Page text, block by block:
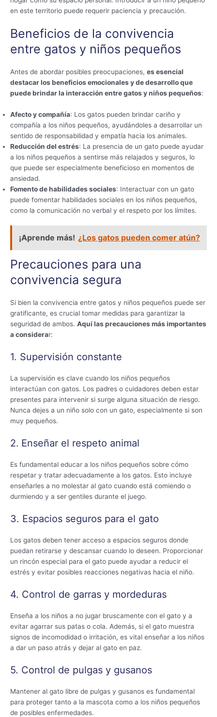
en este territorio puede requerir paciencia y precaución.
Beneficios de la convivencia
entre gatos y niños pequeños
Antes de abordar posibles preocupaciones,es esencial
destacar los beneficios emocionales y de desarrollo que
puede brindar la interacción entre gatos y niños pequeños:
Afecto y compañía: Los gatos pueden brindar cariño y
compañía a los niños pequeños, ayudándoles a desarrollar un
sentido de responsabilidad y empatía hacia los animales.
Reducción del estrés: La presencia de un gato puede ayudar
a los niños pequeños a sentirse más relajados y seguros, lo
que puede ser especialmente beneficioso en momentos de
ansiedad.
Fomento de habilidades sociales: Interactuar con un gato
puede fomentar habilidades sociales en los niños pequeños,
como la comunicación no verbal y el respeto por los límites.
¡Aprende más! ¿Los gatos pueden comer atún?
Precauciones para una
convivencia segura
Si bien la convivencia entre gatos y niños pequeños puede ser
gratificante, es crucial tomar medidas para garantizar la
seguridad de ambos.Aquí las precauciones más importantes
a considerar:
1. Supervisión constante
La supervisión es clave cuando los niños pequeños
interactúan con gatos. Los padres o cuidadores deben estar
presentes para intervenir si surge alguna situación de riesgo.
Nunca dejes a un niño solo con un gato, especialmente si son
muy pequeños.
2. Enseñar el respeto animal
Es fundamental educar a los niños pequeños sobre cómo
respetar y tratar adecuadamente a los gatos. Esto incluye
enseñarles a no molestar al gato cuando está comiendo o
durmiendo y a ser gentiles durante el juego.
3. Espacios seguros para el gato
Los gatos deben tener acceso a espacios seguros donde
puedan retirarse y descansar cuando lo deseen. Proporcionar
un rincón especial para el gato puede ayudar a reducir el
estrés y evitar posibles reacciones negativas hacia el niño.
4. Control de garras y mordeduras
Enseña a los niños a no jugar bruscamente con el gato y a
evitar agarrar sus patas o cola. Además, si el gato muestra
signos de incomodidad o irritación, es vital enseñar a los niños
a dar un paso atrás y dejar al gato en paz.
5. Control de pulgas y gusanos
Mantener al gato libre de pulgas y gusanos es fundamental
para proteger tanto a la mascota como a los niños pequeños
de posibles enfermedades.